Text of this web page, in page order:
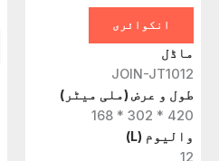
انکوائری
ماڈل
JOIN-JT1012
طول و عرض (ملی میٹر)
420 * 302 * 168
والیوم (L)
12